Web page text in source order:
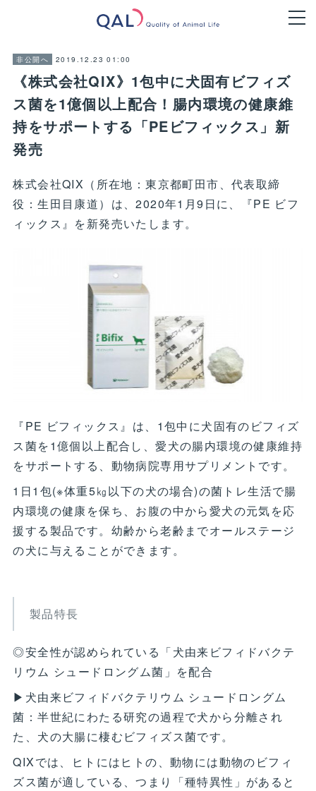
非公開へ 2019.12.23 01:00
《株式会社QIX》1包中に犬固有ビフィズ
ス菌を1億個以上配合！腸内環境の健康維
持をサポートする「PEビフィックス」新
発売
株式会社QIX（所在地：東京都町田市、代表取締
役：生田目康道）は、2020年1月9日に、『PE ビフ
ィックス』を新発売いたします。
『PE ビフィックス』は、1包中に犬固有のビフィズ
ス菌を1億個以上配合し、愛犬の腸内環境の健康維持
をサポートする、動物病院専用サプリメントです。
1日1包(※体重5㎏以下の犬の場合)の菌トレ生活で腸
内環境の健康を保ち、お腹の中から愛犬の元気を応
援する製品です。幼齢から老齢までオールステージ
の犬に与えることができます。
製品特長
◎安全性が認められている「犬由来ビフィドバクテ
リウム シュードロングム菌」を配合
▶犬由来ビフィドバクテリウム シュードロングム
菌：半世紀にわたる研究の過程で犬から分離され
た、犬の大腸に棲むビフィズス菌です。
QIXでは、ヒトにはヒトの、動物には動物のビフィ
ズス菌が適している、つまり「種特異性」があると